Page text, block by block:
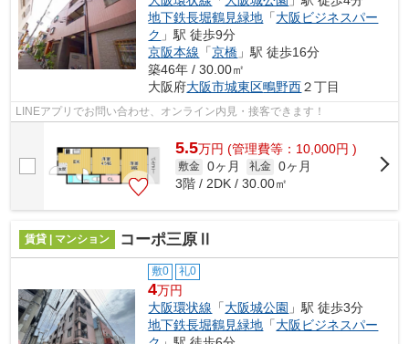
地下鉄長堀鶴見緑地 「大阪ビジネスパー
ク 」駅 徒歩9分
京阪本線 「京橋 」駅 徒歩16分
築46年 / 30.00㎡
大阪府大阪市城東区鴫野西２丁目
LINEアプリでお問い合わせ、オンライン内見・接客できます！
5.5万円 (管理費等：10,000円 )
敷金 0ヶ月 礼金 0ヶ月
3階 / 2DK / 30.00㎡
賃貸 | マンション コーポ三原Ⅱ
敷0 礼0
4万円
大阪環状線 「大阪城公園 」駅 徒歩3分
地下鉄長堀鶴見緑地 「大阪ビジネスパー